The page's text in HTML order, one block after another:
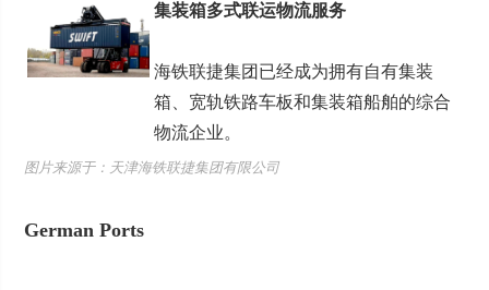
集装箱多式联运物流服务
海铁联捷集团已经成为拥有自有集装
箱、宽轨铁路车板和集装箱船舶的综合
物流企业。
图片来源于：天津海铁联捷集团有限公司
German Ports